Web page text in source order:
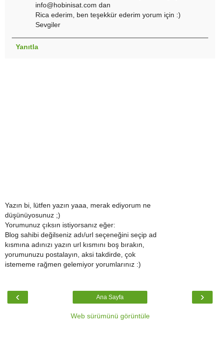
info@hobinisat.com dan
Rica ederim, ben teşekkür ederim yorum için :)
Sevgiler
Yanıtla
Yazın bi, lütfen yazın yaaa, merak ediyorum ne
düşünüyosunuz ;)
Yorumunuz çıksın istiyorsanız eğer:
Blog sahibi değilseniz adı/url seçeneğini seçip ad
kısmına adınızı yazın url kısmını boş bırakın,
yorumunuzu postalayın, aksi takdirde, çok
istememe rağmen gelemiyor yorumlarınız :)
‹ ›
Ana Sayfa
Web sürümünü görüntüle